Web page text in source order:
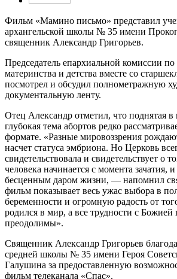
Фильм «Мамино письмо» представил
архангельской школы № 35 имени
священник Александр Григорьев.
Председатель епархиальной комиссии
материнства и детства вместе со
посмотрел и обсудил полнометражную
документальную ленту.
Отец Александр отметил, что поднятая в
глубокая тема абортов редко
формате. «Разные мировоззрения
насчет статуса эмбриона. Но Церковь
свидетельствовала и свидетельствует о
человека начинается с момента зачатия,
бесценным даром жизни, — напомнил
фильм показывает весь ужас выбора в
беременности и огромную радость от
родился в мир, а все трудности с
преодолимы».
Священник Александр Григорьев
средней школы № 35 имени Героя
Галушина за предоставленную
фильм телеканала «Спас».